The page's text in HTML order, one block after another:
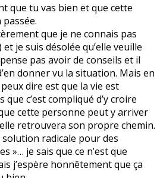
que tu vas bien et que cette
passée.
que je ne connais pas
je suis désolée qu’elle veuille
pense pas avoir de conseils et il
donner vu la situation. Mais en
dire est que la vie est
que c’est compliqué d’y croire
cette personne peut y arriver
retrouvera son propre chemin.
radicale pour des
»… je sais que ce n’est que
j’espère honnêtement que ça